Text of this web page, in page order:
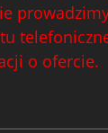
o ofercie.